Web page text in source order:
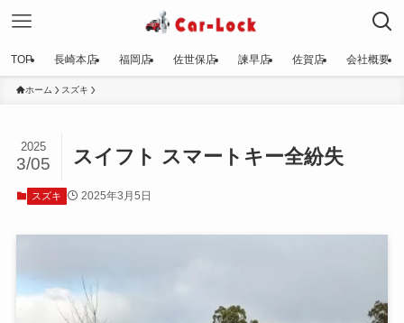
TOP 長崎本店 福岡店 佐世保店 諫早店 佐賀店 会社概要
ホーム スズキ
スイフト スマートキー全紛失
2025
3/05
スズキ 2025年3月5日